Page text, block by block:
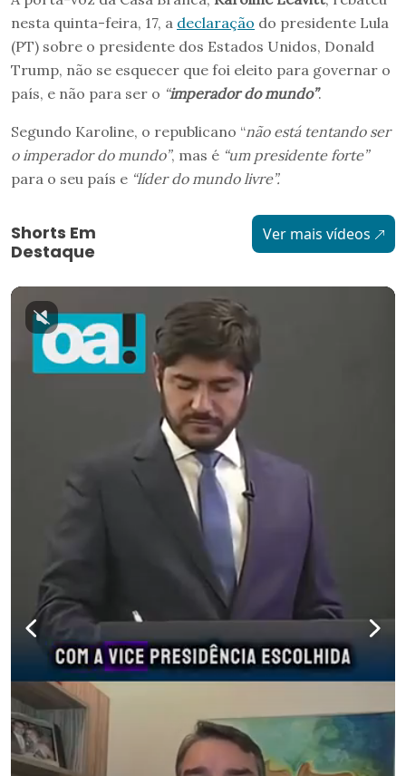
nesta quinta-feira, 17, a declaração do presidente Lula
(PT) sobre o presidente dos Estados Unidos, Donald
Trump, não se esquecer que foi eleito para governar o
país, e não para ser o “imperador do mundo”.
Segundo Karoline, o republicano “não está tentando ser
o imperador do mundo”, mas é “um presidente forte”
para o seu país e “líder do mundo livre”.
Shorts Em
Destaque
Ver mais vídeos